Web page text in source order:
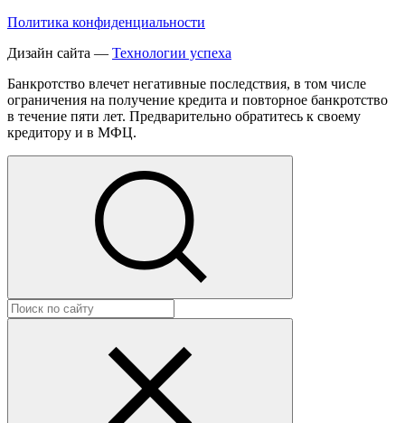
Политика конфиденциальности
Дизайн сайта — Технологии успеха
Банкротство влечет негативные последствия, в том числе
ограничения на получение кредита и повторное банкротство
в течение пяти лет. Предварительно обратитесь к своему
кредитору и в МФЦ.